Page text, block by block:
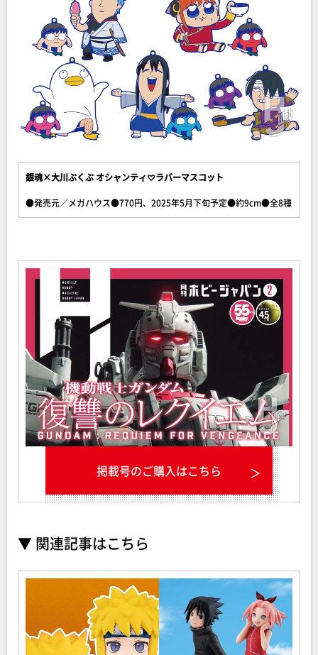
銀魂×大川ぶくぶ オシャンティ♡ラバーマスコット
●発売元／メガハウス●770円、2025年5月下旬予定●約9cm●全8種
掲載号のご購入はこちら
▼ 関連記事はこちら